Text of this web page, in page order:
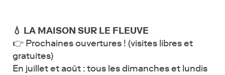
💧 LA MAISON SUR LE FLEUVE
👉 Prochaines ouvertures ! (visites libres et
gratuites)
En juillet et août : tous les dimanches et lundis